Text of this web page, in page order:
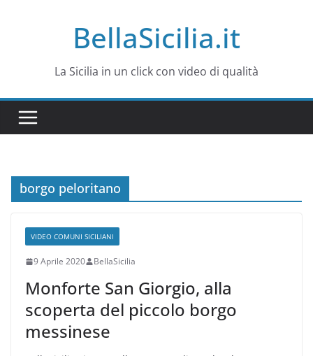
BellaSicilia.it
La Sicilia in un click con video di qualità
borgo peloritano
VIDEO COMUNI SICILIANI
9 Aprile 2020 BellaSicilia
Monforte San Giorgio, alla
scoperta del piccolo borgo
messinese